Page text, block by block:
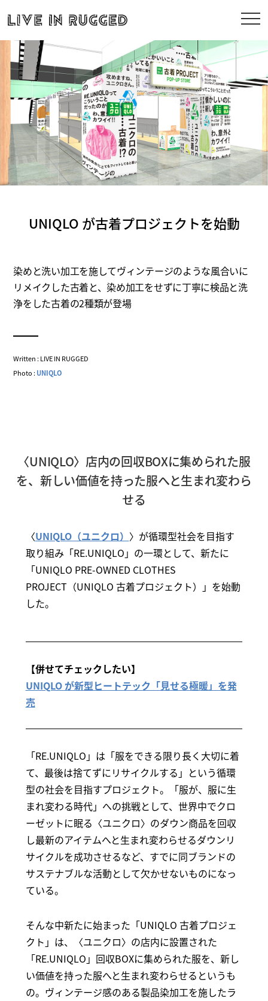
UNIQLO が古着プロジェクトを始動
染めと洗い加工を施してヴィンテージのような風合いに
リメイクした古着と、染め加工をせずに丁寧に検品と洗
浄をした古着の2種類が登場
Written : LIVE IN RUGGED
Photo :UNIQLO
〈UNIQLO〉店内の回収BOXに集められた服
を、新しい価値を持った服へと生まれ変わら
せる
〈UNIQLO（ユニクロ） 〉が循環型社会を目指す
取り組み「RE.UNIQLO」の一環として、新たに
「UNIQLO PRE-OWNED CLOTHES
PROJECT（UNIQLO 古着プロジェクト）」を始動
した。
【併せてチェックしたい】
UNIQLO が新型ヒートテック「見せる極暖」を発
売
「RE.UNIQLO」は「服をできる限り長く大切に着
て、最後は捨てずにリサイクルする」という循環
型の社会を目指すプロジェクト。「服が、服に生
まれ変わる時代」への挑戦として、世界中でクロ
ーゼットに眠る〈ユニクロ〉のダウン商品を回収
し最新のアイテムへと生まれ変わらせるダウンリ
サイクルを成功させるなど、すでに同ブランドの
サステナブルな活動として欠かせないものになっ
ている。
そんな中新たに始まった「UNIQLO 古着プロジェ
クト」は、〈ユニクロ〉の店内に設置された
「RE.UNIQLO」回収BOXに集められた服を、新し
い価値を持った服へと生まれ変わらせるというも
の。ヴィンテージ感のある製品染加工を施したラ